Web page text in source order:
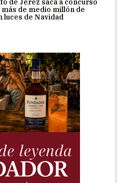
de Jerez saca a concurso
de medio millón de
luces de Navidad